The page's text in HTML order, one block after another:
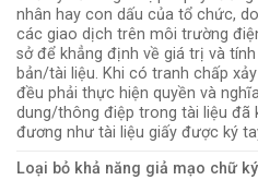
nhân hay con dấu của tổ chức,
các giao dịch trên môi trường
sở để khẳng định về giá trị và
bản/tài liệu. Khi có tranh chấp
đều phải thực hiện quyền và
dung/thông điệp trong tài liệu đã
đương như tài liệu giấy được ký
Loại bỏ khả năng giả mạo chữ ký